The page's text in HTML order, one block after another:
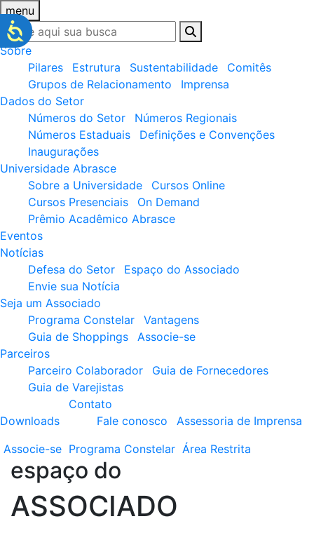
menu
Sobre
Pilares
Estrutura Sustentabilidade
Comitês
Grupos de Relacionamento
Imprensa
Dados do Setor
Números do Setor
Números Regionais
Números Estaduais
Definições e Convenções
Inaugurações
Universidade Abrasce
Sobre a Universidade
Cursos Online
Cursos Presenciais
On Demand
Prêmio Acadêmico Abrasce
Eventos
Notícias
Defesa do Setor
Espaço do Associado
Envie sua Notícia
Seja um Associado
Programa Constelar
Vantagens
Guia de Shoppings
Associe-se
Parceiros
Parceiro Colaborador
Guia de Fornecedores
Guia de Varejistas
Downloads
Contato
Fale conosco
Assessoria de Imprensa
Associe-se Programa Constelar Área Restrita
espaço do
ASSOCIADO